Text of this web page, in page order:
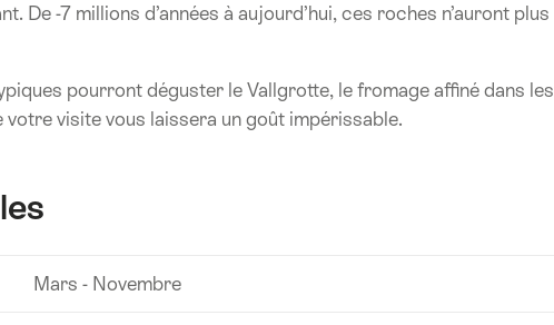
De -7 millions d’années à aujourd’hui, ces roches n’auront plus
pourront déguster le Vallgrotte, le fromage affiné dans les
visite vous laissera un goût impérissable.
Mars - Novembre